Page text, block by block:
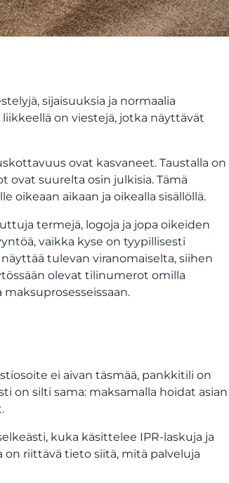
sijaisuuksia ja normaalia
on viestejä, jotka näyttävät
ovat kasvaneet. Taustalla on
suurelta osin julkisia. Tämä
oikeaan aikaan ja oikealla sisällöllä.
termejä, logoja ja jopa oikeiden
vaikka kyse on tyypillisesti
tulevan viranomaiselta, siihen
olevat tilinumerot omilla
ei aivan täsmää, pankkitili on
on silti sama: maksamalla hoidat asian
kuka käsittelee IPR-laskuja ja
on riittävä tieto siitä, mitä palveluja